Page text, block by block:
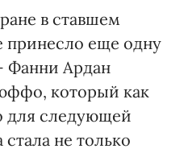
в ставшем
принесло еще одну
Фанни Ардан
который как
для следующей
не только